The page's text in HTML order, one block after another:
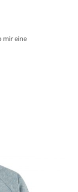
mir eine